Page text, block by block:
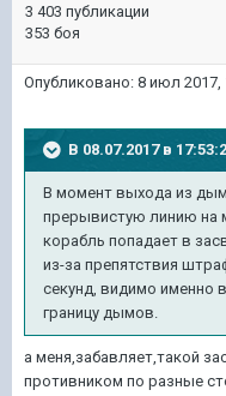
3 403 публикации
353 боя
Опубликовано: 8 июл 2017,
В 08.07.2017 в
В момент выхода из
прерывистую линию на
корабль попадает в
из-за препятствия
секунд, видимо именно
границу дымов.
а меня,забавляет,такой
противником по разные